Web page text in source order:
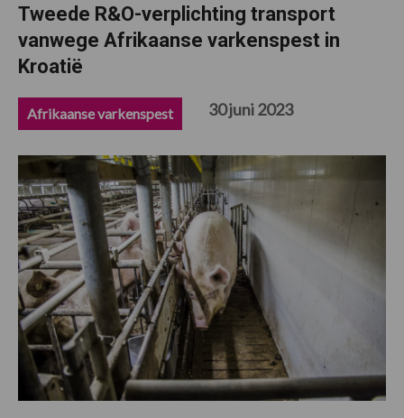
Tweede R&O-verplichting transport
vanwege Afrikaanse varkenspest in
Kroatië
Afrikaanse varkenspest 30 juni 2023